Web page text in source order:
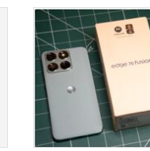
trình giảm giá hấp
thêm một lựa chọn
người dùng Việt.